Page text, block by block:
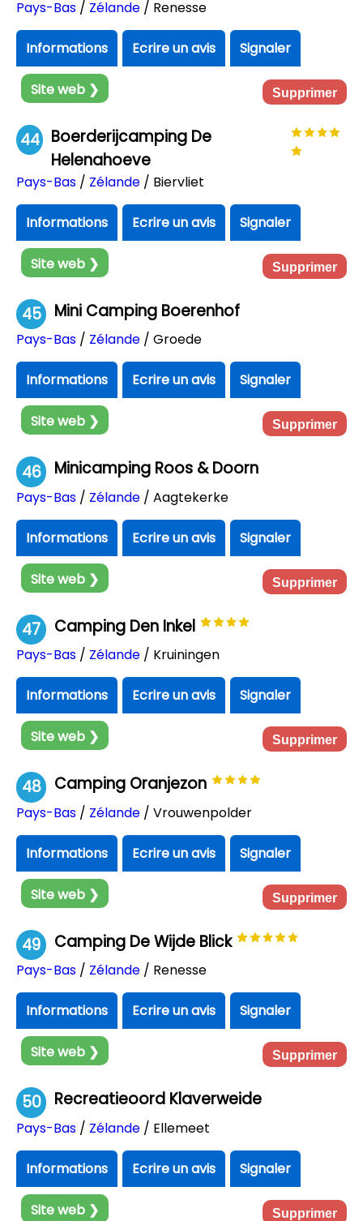
Pays-Bas / Zélande / Renesse
Informations Ecrire un avis Signaler
Site web ❯ Supprimer
44 Boerderijcamping De
Helenahoeve
Pays-Bas / Zélande / Biervliet
Informations Ecrire un avis Signaler
Site web ❯ Supprimer
45 Mini Camping Boerenhof
Pays-Bas / Zélande / Groede
Informations Ecrire un avis Signaler
Site web ❯ Supprimer
46 Minicamping Roos & Doorn
Pays-Bas / Zélande / Aagtekerke
Informations Ecrire un avis Signaler
Site web ❯ Supprimer
47 Camping Den Inkel
Pays-Bas / Zélande / Kruiningen
Informations Ecrire un avis Signaler
Site web ❯ Supprimer
48 Camping Oranjezon
Pays-Bas / Zélande / Vrouwenpolder
Informations Ecrire un avis Signaler
Site web ❯ Supprimer
49 Camping De Wijde Blick
Pays-Bas / Zélande / Renesse
Informations Ecrire un avis Signaler
Site web ❯ Supprimer
50 Recreatieoord Klaverweide
Pays-Bas / Zélande / Ellemeet
Informations Ecrire un avis Signaler
Site web ❯ Supprimer